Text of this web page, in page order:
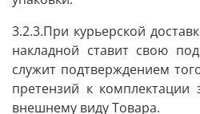
3.2.3.При курьерской
накладной ставит свою
служит подтверждением
претензий к комплектации
внешнему виду Товара.